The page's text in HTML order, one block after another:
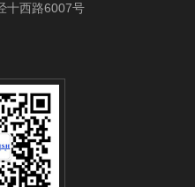
十西路6007号